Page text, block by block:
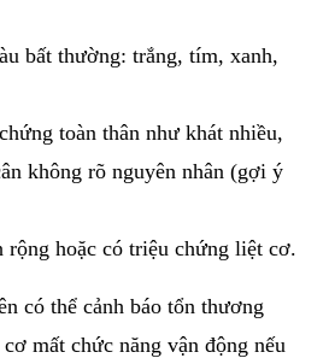
bất thường: trắng, tím, xanh,
toàn thân như khát nhiều,
không rõ nguyên nhân (gợi ý
rộng hoặc có triệu chứng liệt cơ.
có thể cảnh báo tổn thương
mất chức năng vận động nếu